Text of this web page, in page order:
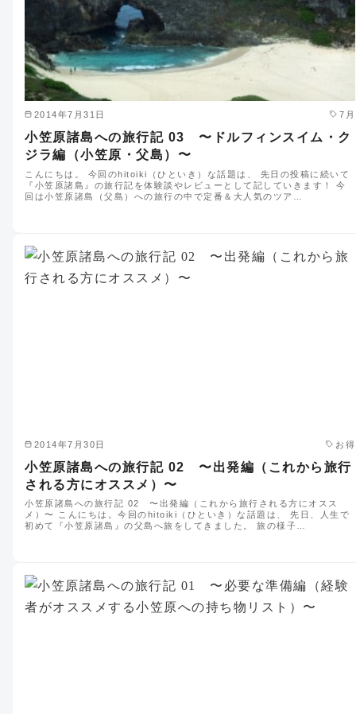
2014年7月31日 7月
小笠原諸島への旅行記 03 〜ドルフィンスイム・ク
ジラ編（小笠原・父島）〜
こんにちは。 今回のhitoiki（ひといき）な話題は、 先日の投稿に続いて
『小笠原諸島』の旅行記を体験談やレビューとして記していきます！ 今
回は小笠原諸島（父島）への旅行の中で定番＆大人気のツア…
2014年7月30日 お得
小笠原諸島への旅行記 02 〜出発編（これから旅行
される方にオススメ）〜
小笠原諸島への旅行記 02 〜出発編（これから旅行される方にオスス
メ）〜 こんにちは。今回のhitoiki（ひといき）な話題は、 先日、人生で
初めて『小笠原諸島』の父島へ旅をしてきました。 旅の様子…